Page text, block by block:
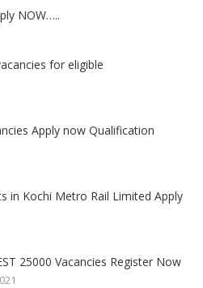
NOW…..
for eligible
Apply now Qualification
in Kochi Metro Rail Limited Apply
25000 Vacancies Register Now